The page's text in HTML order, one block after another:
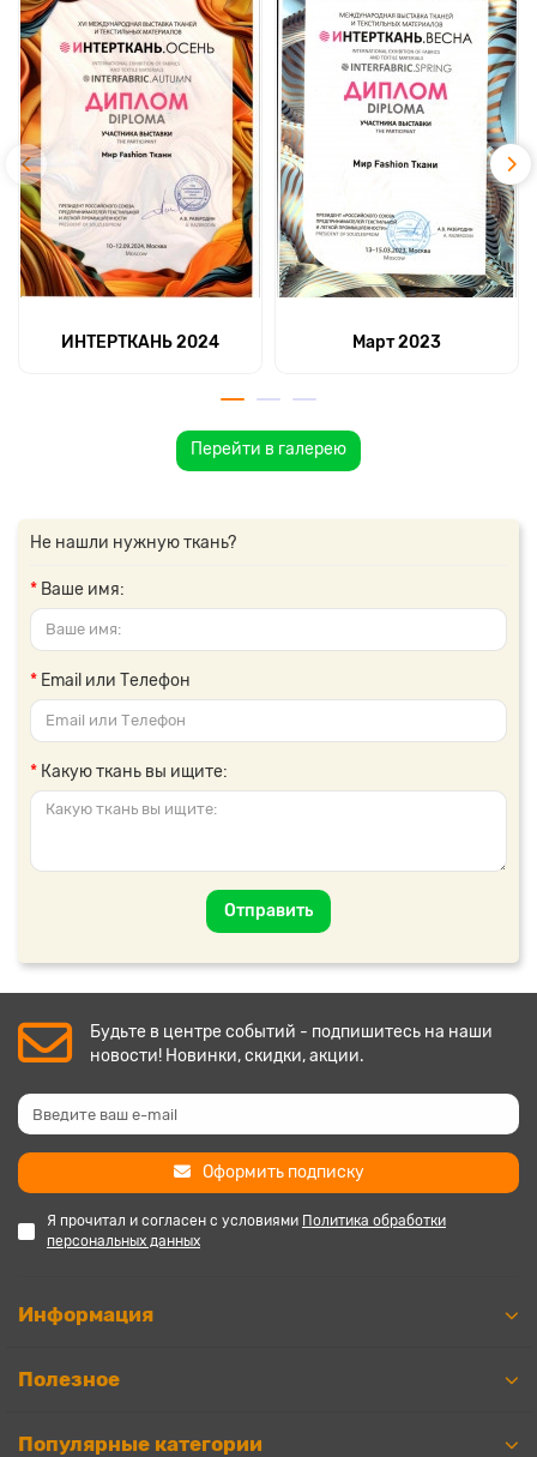
ИНТЕРТКАНЬ 2024 Март 2023
Перейти в галерею
Не нашли нужную ткань?
Ваше имя:
Email или Телефон
Какую ткань вы ищите:
Отправить
Будьте в центре событий - подпишитесь на наши
новости! Новинки, скидки, акции.
Оформить подписку
Я прочитал и согласен с условиями Политика обработки
персональных данных
Информация
Полезное
Популярные категории